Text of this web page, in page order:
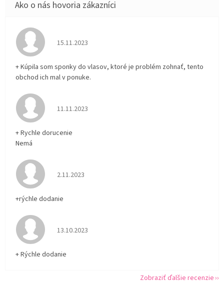
Hodnotenie obchodu je 5 z 5 hviezdičiek.
15.11.2023
+ Kúpila som sponky do vlasov, ktoré je problém zohnať, tento
obchod ich mal v ponuke.
Hodnotenie obchodu je 5 z 5 hviezdičiek.
11.11.2023
+ Rychle dorucenie
Nemá
Hodnotenie obchodu je 5 z 5 hviezdičiek.
2.11.2023
+rýchle dodanie
Hodnotenie obchodu je 5 z 5 hviezdičiek.
13.10.2023
+ Rýchle dodanie
Zobraziť ďalšie recenzie